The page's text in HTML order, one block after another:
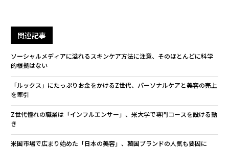
関連記事
ソーシャルメディアに溢れるスキンケア方法に注意、そのほとんどに科学
的根拠はない
「ルックス」にたっぷりお金をかけるZ世代、パーソナルケアと美容の売上
を牽引
Z世代憧れの職業は「インフルエンサー」、米大学で専門コースを設ける動
き
米国市場で広まり始めた「日本の美容」、韓国ブランドの人気も要因に